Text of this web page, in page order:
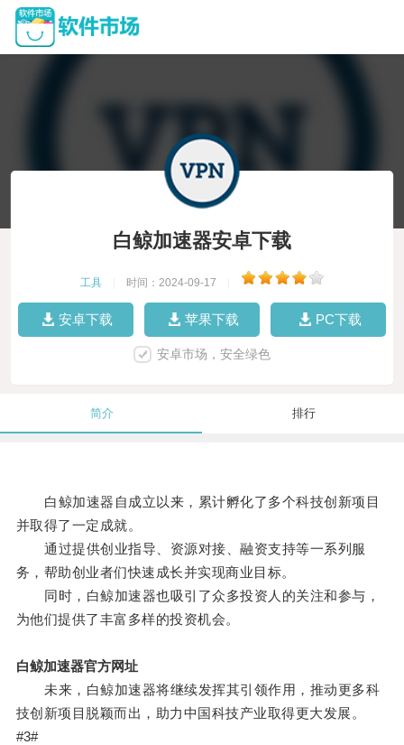
白鲸加速器安卓下载
工具 时间：2024-09-17
安卓下载 苹果下载 PC下载
安卓市场，安全绿色
简介 排行
白鲸加速器自成立以来，累计孵化了多个科技创新项目
并取得了一定成就。
通过提供创业指导、资源对接、融资支持等一系列服
务，帮助创业者们快速成长并实现商业目标。
同时，白鲸加速器也吸引了众多投资人的关注和参与，
为他们提供了丰富多样的投资机会。
白鲸加速器官方网址
未来，白鲸加速器将继续发挥其引领作用，推动更多科
技创新项目脱颖而出，助力中国科技产业取得更大发展。
#3#